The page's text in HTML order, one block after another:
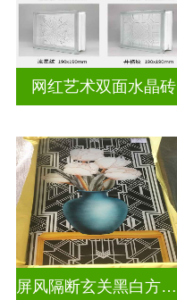
网红艺术双面水晶砖
屏风隔断玄关黑白方块深雕双面效果